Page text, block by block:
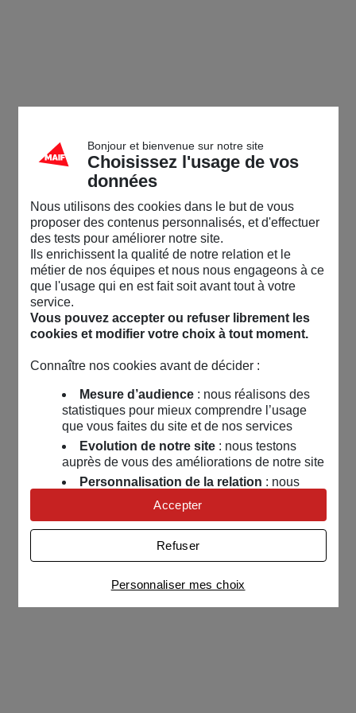
Bonjour et bienvenue sur notre site
Choisissez l'usage de vos
données
Nous utilisons des cookies dans le but de vous
proposer des contenus personnalisés, et d'effectuer
des tests pour améliorer notre site.
Ils enrichissent la qualité de notre relation et le
métier de nos équipes et nous nous engageons à ce
que l'usage qui en est fait soit avant tout à votre
service.
Vous pouvez accepter ou refuser librement les
cookies et modifier votre choix à tout moment.
Connaître nos cookies avant de décider :
Mesure d’audience: nous réalisons des
statistiques pour mieux comprendre l’usage
que vous faites du site et de nos services
Evolution de notre site: nous testons
auprès de vous des améliorations de notre site
Personnalisation de la relation : nous
nous servons de cookies pour adapter nos
contenus et personnaliser nos offres
Univers publicitaire: nous utilisons avec
nos partenaires des cookies pour afficher des
publicités personnalisées
Connaître notre politique cookies et la liste de nos
partenaires
Personnaliser mes choix
Refuser
Accepter